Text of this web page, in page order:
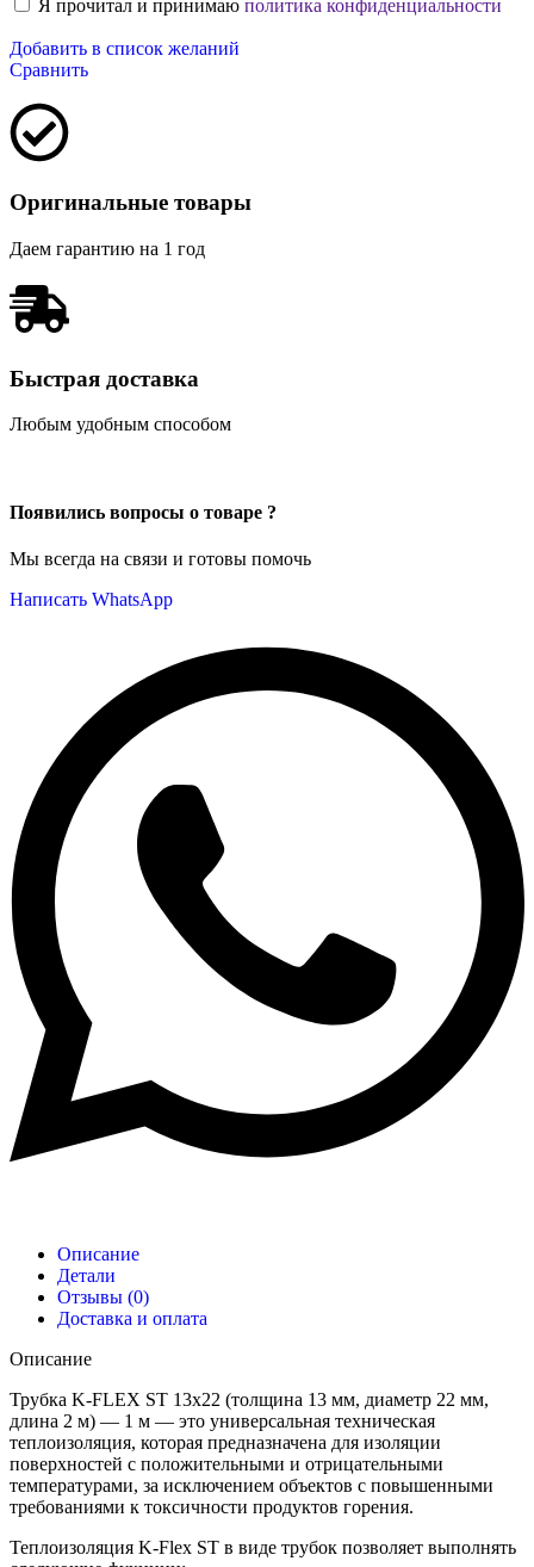
Я прочитал и принимаю политика конфиденциальности
Добавить в список желаний
Сравнить
Оригинальные товары
Даем гарантию на 1 год
Быстрая доставка
Любым удобным способом
Появились вопросы о товаре ?
Мы всегда на связи и готовы помочь
Написать WhatsApp
Описание
Детали
Отзывы (0)
Доставка и оплата
Описание
Трубка K-FLEX ST 13х22 (толщина 13 мм, диаметр 22 мм,
длина 2 м) — 1 м — это универсальная техническая
теплоизоляция, которая предназначена для изоляции
поверхностей с положительными и отрицательными
температурами, за исключением объектов с повышенными
требованиями к токсичности продуктов горения.
Теплоизоляция K-Flex ST в виде трубок позволяет выполнять